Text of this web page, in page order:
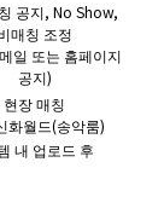
공지 , No Show,
매칭 조정
일 또는 홈페이지
공지 )
현장 매칭
화월드(송악룸)
내 업로드 후